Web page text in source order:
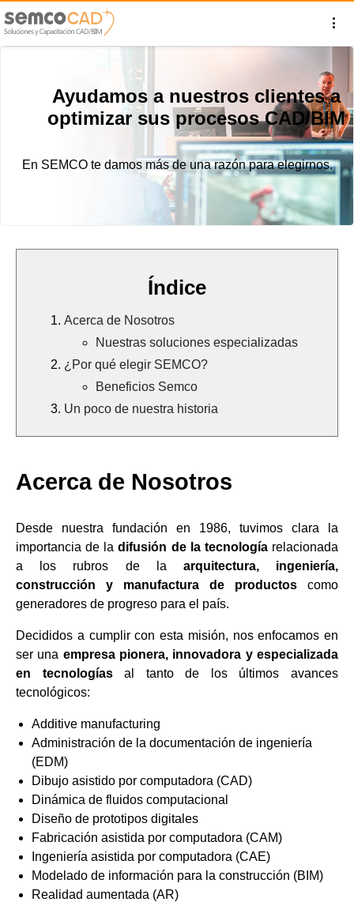
Ayudamos a nuestros clientes a
optimizar sus procesos CAD/BIM
En SEMCO te damos más de una razón para elegirnos.
Índice
Acerca de Nosotros
Nuestras soluciones especializadas
¿Por qué elegir SEMCO?
Beneficios Semco
Un poco de nuestra historia
Acerca de Nosotros
Desde nuestra fundación en 1986, tuvimos clara la
importancia de ladifusión de la tecnologíarelacionada
a los rubros de la arquitectura, ingeniería,
construcción y manufactura de productos como
generadores de progreso para el país.
Decididos a cumplir con esta misión, nos enfocamos en
ser una empresa pionera, innovadora y especializada
en tecnologíasal tanto de los últimos avances
tecnológicos:
Additive manufacturing
Administración de la documentación de ingeniería
(EDM)
Dibujo asistido por computadora (CAD)
Dinámica de fluidos computacional
Diseño de prototipos digitales
Fabricación asistida por computadora (CAM)
Ingeniería asistida por computadora (CAE)
Modelado de información para la construcción (BIM)
Realidad aumentada (AR)